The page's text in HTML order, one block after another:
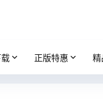
正版特惠 精